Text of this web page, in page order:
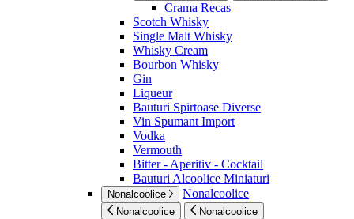
Crama Recas
Scotch Whisky
Single Malt Whisky
Whisky Cream
Bourbon Whisky
Gin
Liqueur
Bauturi Spirtoase Diverse
Vin Spumant Import
Vodka
Vermouth
Bitter - Aperitiv - Cocktail
Bauturi Alcoolice Miniaturi
Nonalcoolice Nonalcoolice
Nonalcoolice Nonalcoolice